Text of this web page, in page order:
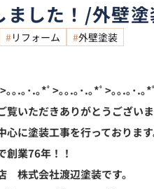
ました！/外壁塗
リフォーム 外壁塗装
｡｡.｡･.｡*ﾟ>｡｡.｡･.｡*ﾟ>｡｡.｡･.｡*ﾟ
覧いただきありがとうございま
に塗装工事を行っております
創業76年！！
株式会社渡辺塗装です。